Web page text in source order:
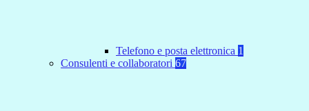
Telefono e posta elettronica 1
Consulenti e collaboratori 67